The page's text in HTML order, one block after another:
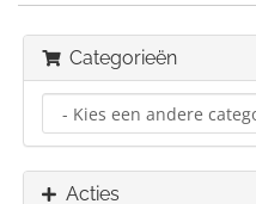
Categorieën
Acties